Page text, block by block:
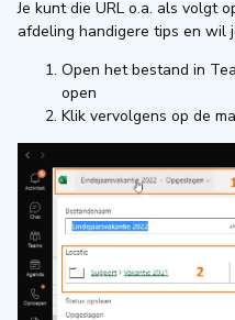
Je kunt die URL o.a. als volgt
afdeling handigere tips en wil
Open het bestand in
open
Klik vervolgens op de